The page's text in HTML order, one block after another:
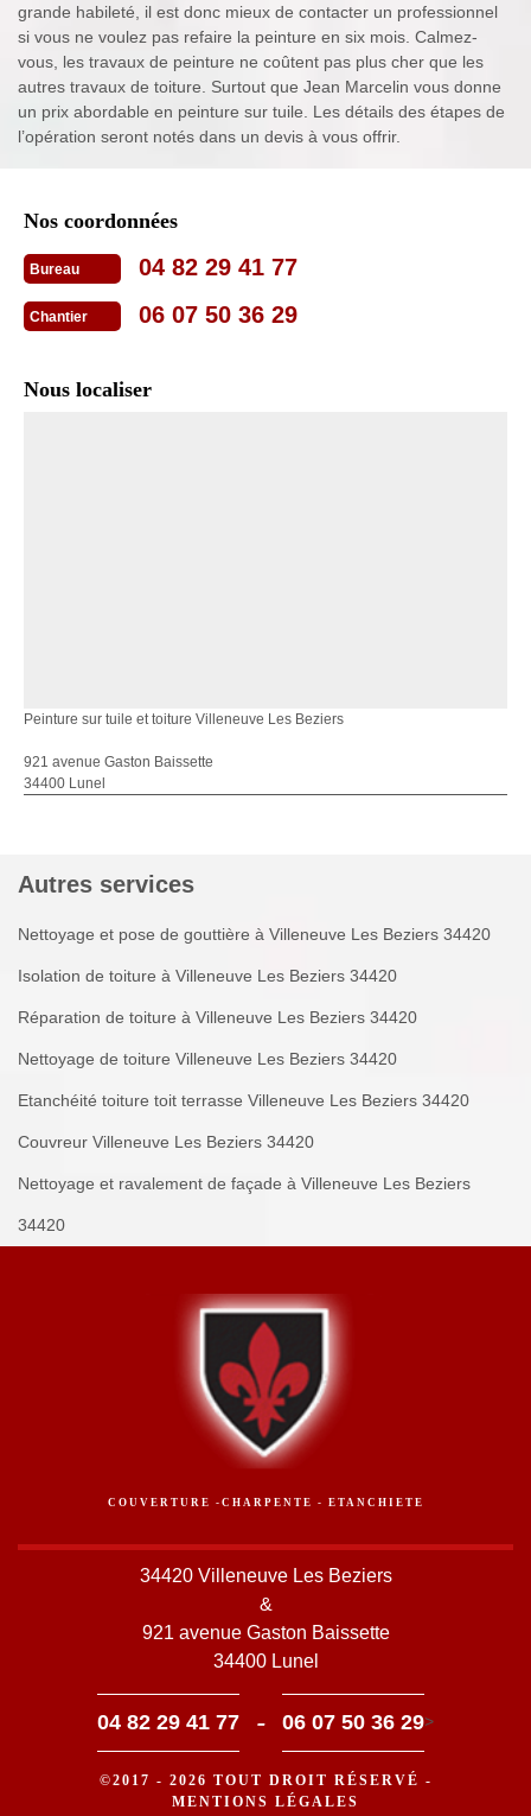
grande habileté, il est donc mieux de contacter un professionnel
si vous ne voulez pas refaire la peinture en six mois. Calmez-
vous, les travaux de peinture ne coûtent pas plus cher que les
autres travaux de toiture. Surtout que Jean Marcelin vous donne
un prix abordable en peinture sur tuile. Les détails des étapes de
l’opération seront notés dans un devis à vous offrir.
Nos coordonnées
Bureau 04 82 29 41 77
Chantier 06 07 50 36 29
Nous localiser
Peinture sur tuile et toiture Villeneuve Les Beziers
921 avenue Gaston Baissette
34400 Lunel
Autres services
Nettoyage et pose de gouttière à Villeneuve Les Beziers 34420
Isolation de toiture à Villeneuve Les Beziers 34420
Réparation de toiture à Villeneuve Les Beziers 34420
Nettoyage de toiture Villeneuve Les Beziers 34420
Etanchéité toiture toit terrasse Villeneuve Les Beziers 34420
Couvreur Villeneuve Les Beziers 34420
Nettoyage et ravalement de façade à Villeneuve Les Beziers
34420
COUVERTURE -CHARPENTE - ETANCHIETE
34420 Villeneuve Les Beziers
&
921 avenue Gaston Baissette
34400 Lunel
04 82 29 41 77 - 06 07 50 36 29>
©2017 - 2026 TOUT DROIT RÉSERVÉ -
MENTIONS LÉGALES